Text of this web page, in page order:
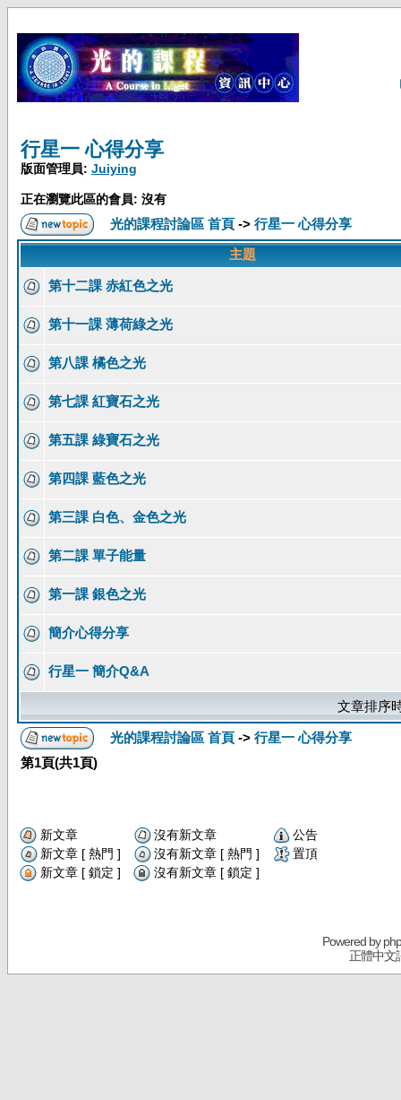
行星一 心得分享
版面管理員: Juiying
正在瀏覽此區的會員: 沒有
光的課程討論區 首頁 -> 行星一 心得分享
主題
第十二課 赤紅色之光
第十一課 薄荷綠之光
第八課 橘色之光
第七課 紅寶石之光
第五課 綠寶石之光
第四課 藍色之光
第三課 白色、金色之光
第二課 單子能量
第一課 銀色之光
簡介心得分享
行星一 簡介Q&A
文章排序
光的課程討論區 首頁 -> 行星一 心得分享
第1頁(共1頁)
新文章 沒有新文章
公告
新文章 [ 熱門 ]
沒有新文章 [ 熱門 ]
置頂
新文章 [ 鎖定 ]
沒有新文章 [ 鎖定 ]
Powered by
正體中文